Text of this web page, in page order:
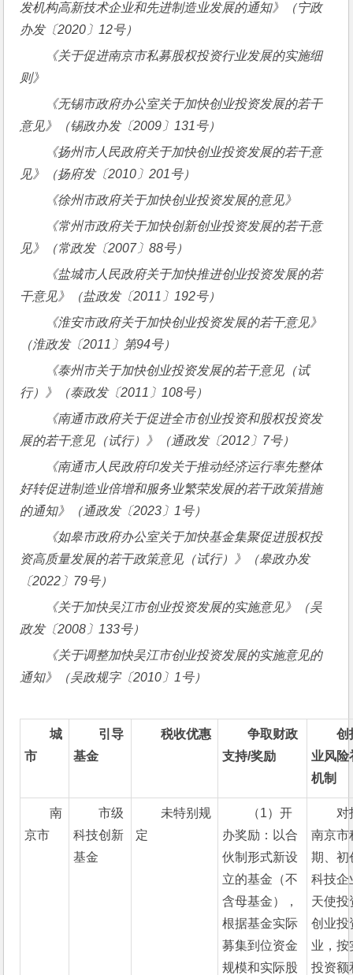
发机构高新技术企业和先进制造业发展的通知》（宁政
办发〔2020 〕 12号）
《关于促进南京市私募股权投资行业发展的实施细
则》
《无锡市政府办公室关于加快创业投资发展的若干
意见》（锡政办发〔2009 〕 131 号）
《扬州市人民政府关于加快创业投资发展的若干意
见》（扬府发〔2010 〕201 号）
《徐州市政府关于加快创业投资发展的意见》
《常州市政府关于加快创新创业投资发展的若干意
见》（常政发〔2007〕88号）
《盐城市人民政府关于加快推进创业投资发展的若
干意见》（盐政发〔2011 〕 192号）
《淮安市政府关于加快创业投资发展的若干意见》
（淮政发〔2011 〕第94号）
《泰州市关于加快创业投资发展的若干意见（试
行）》（泰政发〔2011 〕 108号）
《南通市政府关于促进全市创业投资和股权投资发
展的若干意见（试行）》（通政发〔2012 〕 7号）
《南通市人民政府印发关于推动经济运行率先整体
好转促进制造业倍增和服务业繁荣发展的若干政策措施
的通知》（通政发〔2023 〕 1 号）
《如皋市政府办公室关于加快基金集聚促进股权投
资高质量发展的若干政策意见（试行）》（皋政办发
〔2022 〕 79号）
《关于加快吴江市创业投资发展的实施意见》（吴
政发〔2008 〕 133号）
《关于调整加快吴江市创业投资发展的实施意见的
通知》（吴政规字〔2010 〕 1 号）
城
市
引导
基金
税收优惠
争取财政
支持/奖励
创
业风险
机制
南
京市
市级
科技创新
基金
未特别规
定
（1）开
办奖励：以合
伙制形式新设
立的基金（不
含母基金），
根据基金实际
募集到位资金
规模和实际股
对
南京市
期、初
科技企
天使投
创业投
业，按
投资额